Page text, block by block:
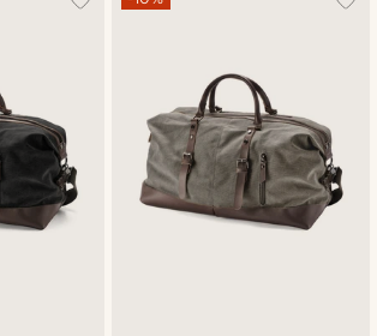
Najwyższa cena